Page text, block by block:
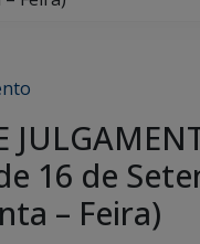
16 de
– Feira)